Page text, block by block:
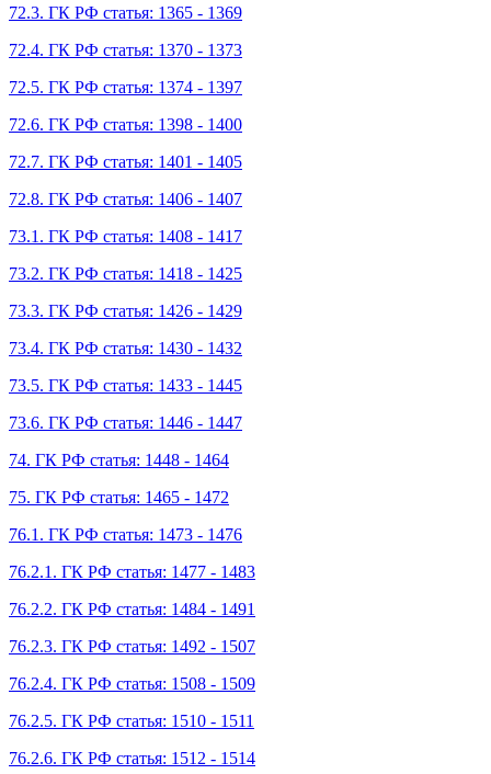
72.3. ГК РФ статья: 1365 - 1369
72.4. ГК РФ статья: 1370 - 1373
72.5. ГК РФ статья: 1374 - 1397
72.6. ГК РФ статья: 1398 - 1400
72.7. ГК РФ статья: 1401 - 1405
72.8. ГК РФ статья: 1406 - 1407
73.1. ГК РФ статья: 1408 - 1417
73.2. ГК РФ статья: 1418 - 1425
73.3. ГК РФ статья: 1426 - 1429
73.4. ГК РФ статья: 1430 - 1432
73.5. ГК РФ статья: 1433 - 1445
73.6. ГК РФ статья: 1446 - 1447
74. ГК РФ статья: 1448 - 1464
75. ГК РФ статья: 1465 - 1472
76.1. ГК РФ статья: 1473 - 1476
76.2.1. ГК РФ статья: 1477 - 1483
76.2.2. ГК РФ статья: 1484 - 1491
76.2.3. ГК РФ статья: 1492 - 1507
76.2.4. ГК РФ статья: 1508 - 1509
76.2.5. ГК РФ статья: 1510 - 1511
76.2.6. ГК РФ статья: 1512 - 1514